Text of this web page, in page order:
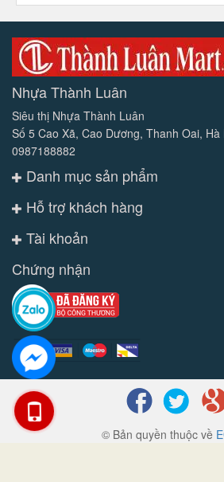
Nhựa Thành Luân
Siêu thị Nhựa Thành Luân
Số 5 Cao Xã, Cao Dương, Thanh Oai, Hà
0987188882
Danh mục sản phẩm
Hỗ trợ khách hàng
Tài khoản
Chứng nhận
© Bản quyền thuộc về